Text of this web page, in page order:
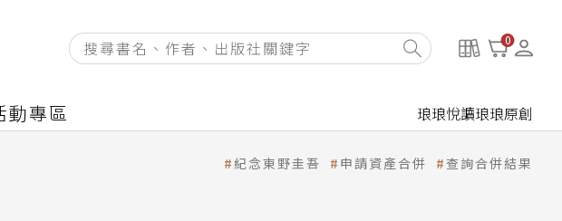
0
動專區 琅琅悅讀琅琅原創
紀念東野圭吾 申請資產合併 查詢合併結果